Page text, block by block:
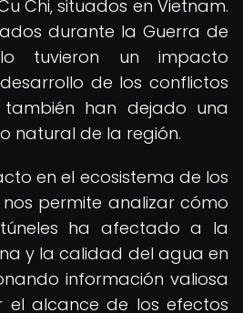
Chi, situados en Vietnam.
durante la Guerra de
tuvieron un impacto
de los conflictos
también han dejado una
natural de la región.
en el ecosistema de los
nos permite analizar cómo
ha afectado a la
y la calidad del agua en
información valiosa
el alcance de los efectos